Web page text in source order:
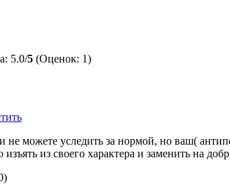
5.0/5 (Оценок: 1)
не можете уследить за нормой, но ваш(
изъять из своего характера и заменить на